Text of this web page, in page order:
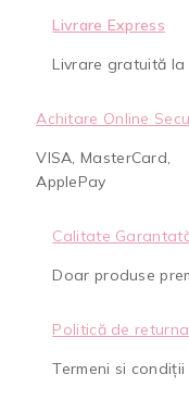
Livrare Express
Livrare gratuită la
Achitare Online
VISA, MasterCard,
ApplePay
Calitate
Doar produse
Politică de
Termeni si condiții